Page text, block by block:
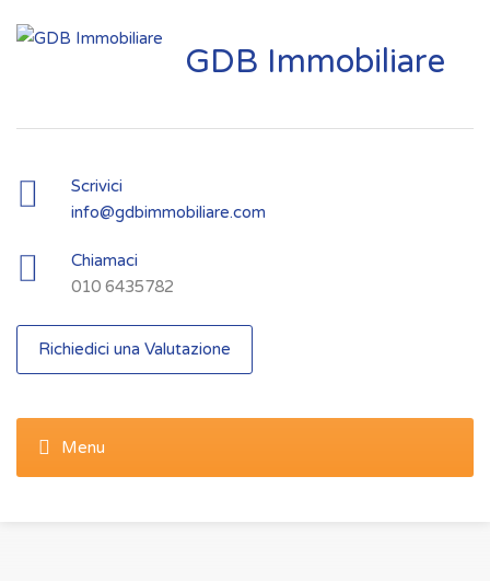
GDB Immobiliare
Scrivici
info@gdbimmobiliare.com
Chiamaci
010 6435782
Richiedici una Valutazione